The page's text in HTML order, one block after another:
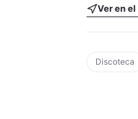
Ver en
Discoteca